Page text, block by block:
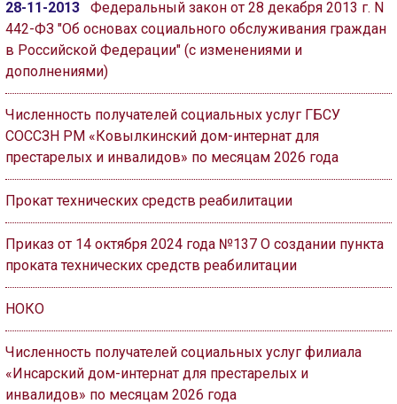
28-11-2013
Федеральный закон от 28 декабря 2013 г. N
442-ФЗ "Об основах социального обслуживания граждан
в Российской Федерации" (с изменениями и
дополнениями)
Численность получателей социальных услуг ГБСУ
СОССЗН РМ «Ковылкинский дом-интернат для
престарелых и инвалидов» по месяцам 2026 года
Прокат технических средств реабилитации
Приказ от 14 октября 2024 года №137 О создании пункта
проката технических средств реабилитации
НОКО
Численность получателей социальных услуг филиала
«Инсарский дом-интернат для престарелых и
инвалидов» по месяцам 2026 года